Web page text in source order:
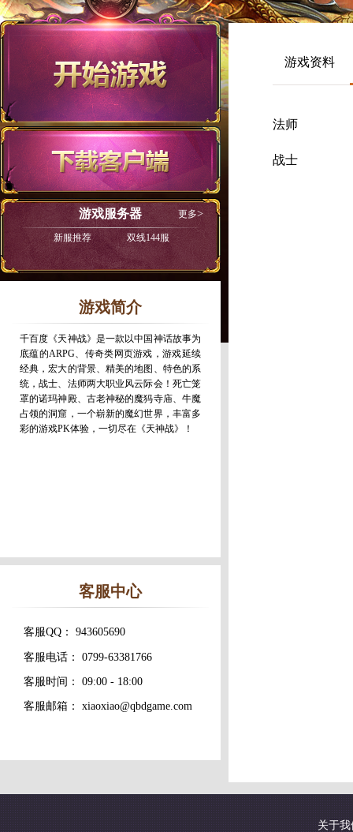
游戏服务器 更多
新服推荐 双线144服
游戏简介
千百度《天神战》是一款以中国神话故事为
底蕴的ARPG、传奇类网页游戏，游戏延续
经典，宏大的背景、精美的地图、特色的系
统，战士、法师两大职业风云际会！死亡笼
罩的诺玛神殿、古老神秘的魔犸寺庙、牛魔
占领的洞窟，一个崭新的魔幻世界，丰富多
彩的游戏PK体验，一切尽在《天神战》！
客服中心
客服QQ： 943605690
客服电话： 0799-63381766
客服时间： 09:00 - 18:00
客服邮箱： xiaoxiao@qbdgame.com
游戏资料
法师
战士
关于我